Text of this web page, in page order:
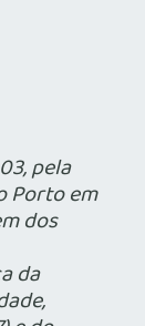
pela
Porto em
dos
da